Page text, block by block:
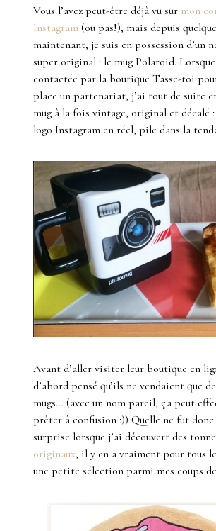
Vous l’avez peut-être déjà vu sur mon
Instagram (ou pas!), mais depuis
maintenant, je suis en possession d’un
super original : le mug Polaroid.
contactée par la boutique Tasse-toi
place un partenariat, j’ai tout de suite
mug à la fois vintage, original et décalé
logo Instagram en réel, pile dans la
Avant d’aller visiter leur boutique en
d’abord pensé qu’ils ne vendaient que
mugs… (avec un nom pareil, ça peut
prêter à confusion :)) Quelle ne fut donc
surprise lorsque j’ai découvert des
originaux, il y en a vraiment pour tous
une petite sélection parmi mes coups